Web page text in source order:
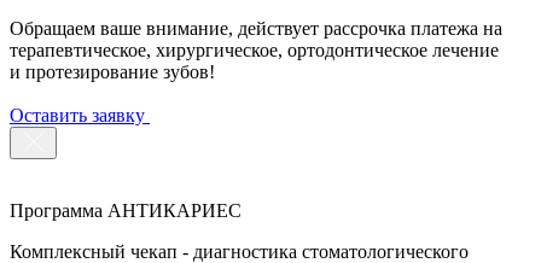
Обращаем ваше внимание, действует рассрочка платежа на
терапевтическое, хирургическое, ортодонтическое лечение
и протезирование зубов!
Оставить заявку
Программа АНТИКАРИЕС
Комплексный чекап - диагностика стоматологического